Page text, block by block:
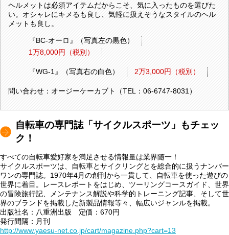
ヘルメットは必須アイテムだからこそ、気に入ったものを選びた
い。オシャレにキメるも良し、気軽に扱えそうなスタイルのヘル
メットも良し。
『BC-オーロ』（写真左の黒色）
1万8,000円（税別）
『WG-1』（写真右の白色） 2万3,000円（税別）
問い合わせ：オージーケーカブト（TEL：06-6747-8031）
自転車の専門誌「サイクルスポーツ」もチェッ
ク！
すべての自転車愛好家を満足させる情報量は業界随一！
サイクルスポーツは、自転車とサイクリングとを総合的に扱うナンバー
ワンの専門誌。1970年4月の創刊から一貫して、自転車を使った遊びの
世界に着目。レースレポートをはじめ、ツーリングコースガイド、世界
の冒険旅行記、メンテナンス解説や科学的トレーニング記事、そして世
界のブランドを掲載した新製品情報等々、幅広いジャンルを掲載。
出版社名：八重洲出版 定価：670円
発行間隔：月刊
http://www.yaesu-net.co.jp/cart/magazine.php?cart=13